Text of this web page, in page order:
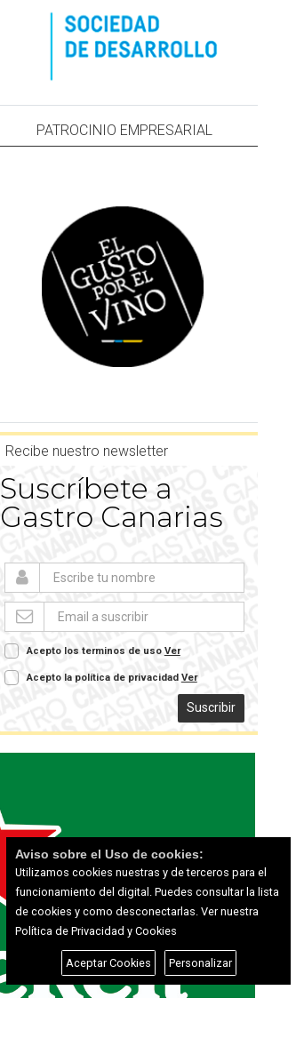
PATROCINIO EMPRESARIAL
Recibe nuestro newsletter
Suscríbete a
Gastro Canarias
Acepto los terminos de uso Ver
Acepto la política de privacidad Ver
Suscribir
Aviso sobre el Uso de cookies:
Utilizamos cookies nuestras y de terceros para el
funcionamiento del digital. Puedes consultar la lista
de cookies y como desconectarlas. Ver nuestra
Política de Privacidad y Cookies
Aceptar Cookies Personalizar